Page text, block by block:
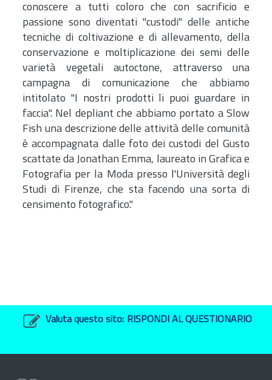
conoscere a tutti coloro che con sacrificio e
passione sono diventati "custodi" delle antiche
tecniche di coltivazione e di allevamento, della
conservazione e moltiplicazione dei semi delle
varietà vegetali autoctone, attraverso una
campagna di comunicazione che abbiamo
intitolato "I nostri prodotti li puoi guardare in
faccia". Nel depliant che abbiamo portato a Slow
Fish una descrizione delle attività delle comunità
è accompagnata dalle foto dei custodi del Gusto
scattate da Jonathan Emma, laureato in Grafica e
Fotografia per la Moda presso l'Università degli
Studi di Firenze, che sta facendo una sorta di
censimento fotografico."
Valuta questo sito: RISPONDI AL QUESTIONARIO